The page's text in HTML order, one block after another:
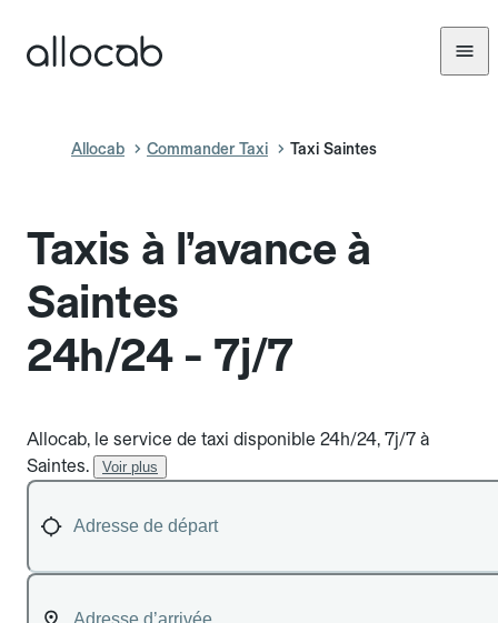
Allocab Commander Taxi Taxi Saintes
Taxis à l’avance à
Saintes
24h/24 - 7j/7
Allocab, le service de taxi disponible 24h/24, 7j/7 à
Saintes.
Voir plus